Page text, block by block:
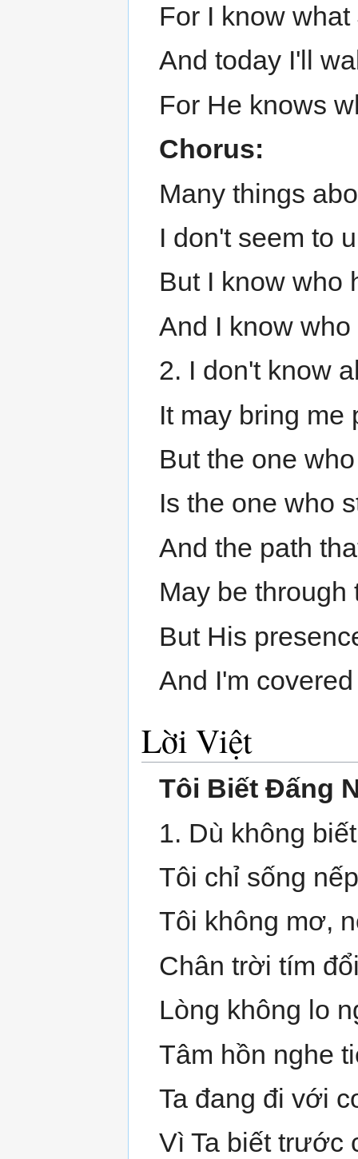
For I know
And today I'll
For He knows
Chorus:
Many things
I don't seem to
But I know who
And I know
2. I don't know
It may bring me
But the one
Is the one who
And the path
May be through
But His
And I'm
Lời Việt
Tôi Biết Đấng
1. Dù không
Tôi chỉ sống
Tôi không mơ,
Chân trời tím
Lòng không lo
Tâm hồn nghe
Ta đang đi với
Vì Ta biết trước